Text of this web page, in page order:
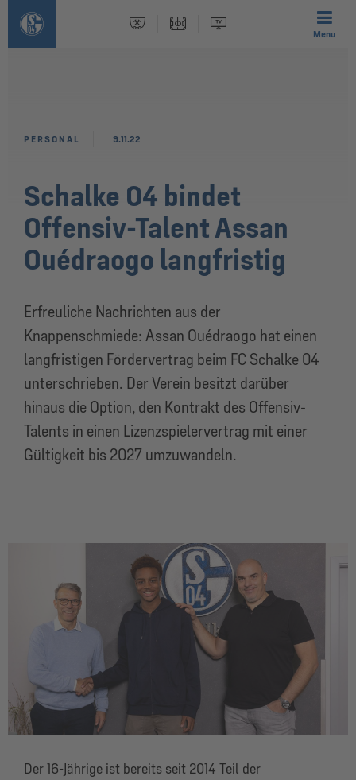
Menu
Schalke 04 bindet
Offensiv-Talent Assan
Ouédraogo langfristig
Erfreuliche Nachrichten aus der
Knappenschmiede: Assan Ouédraogo hat einen
langfristigen Fördervertrag beim FC Schalke 04
unterschrieben. Der Verein besitzt darüber
hinaus die Option, den Kontrakt des Offensiv-
Talents in einen Lizenzspielervertrag mit einer
Gültigkeit bis 2027 umzuwandeln.
PERSONAL 9.11.22
Der 16-Jährige ist bereits seit 2014 Teil der